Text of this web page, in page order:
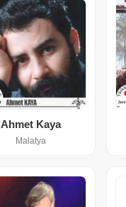
Ahmet Kaya
Malatya